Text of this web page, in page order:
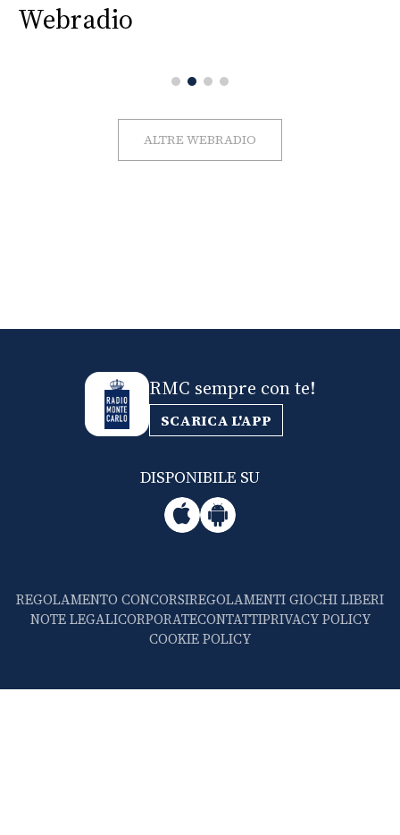
Webradio
ALTRE WEBRADIO
RMC sempre con te!
SCARICA L'APP
DISPONIBILE SU
REGOLAMENTO CONCORSIREGOLAMENTI GIOCHI LIBERI
NOTE LEGALICORPORATECONTATTIPRIVACY POLICY
COOKIE POLICY